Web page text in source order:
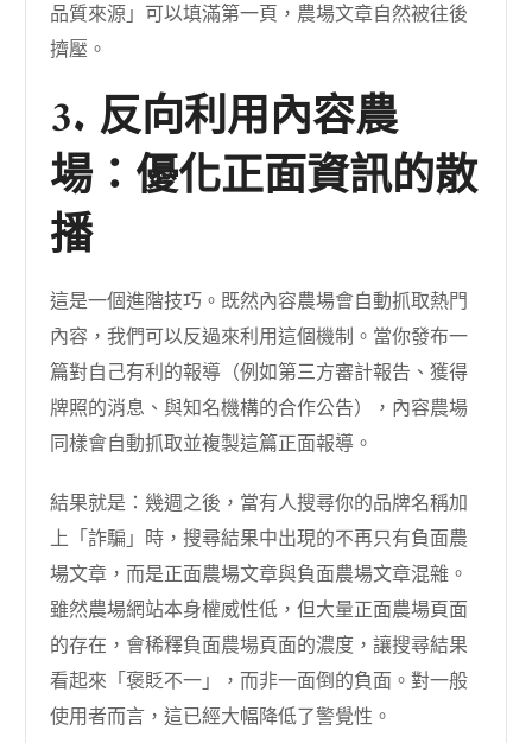
品質來源」可以填滿第一頁，農場文章自然被往後
擠壓。
3. 反向利用內容農
場：優化正面資訊的散
播
這是一個進階技巧。既然內容農場會自動抓取熱門
內容，我們可以反過來利用這個機制。當你發布一
篇對自己有利的報導（例如第三方審計報告、獲得
牌照的消息、與知名機構的合作公告），內容農場
同樣會自動抓取並複製這篇正面報導。
結果就是：幾週之後，當有人搜尋你的品牌名稱加
上「詐騙」時，搜尋結果中出現的不再只有負面農
場文章，而是正面農場文章與負面農場文章混雜。
雖然農場網站本身權威性低，但大量正面農場頁面
的存在，會稀釋負面農場頁面的濃度，讓搜尋結果
看起來「褒貶不一」，而非一面倒的負面。對一般
使用者而言，這已經大幅降低了警覺性。